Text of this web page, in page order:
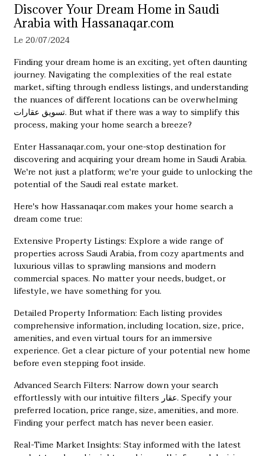
Discover Your Dream Home in Saudi
Arabia with Hassanaqar.com
Le 20/07/2024
Finding your dream home is an exciting, yet often daunting
journey. Navigating the complexities of the real estate
market, sifting through endless listings, and understanding
the nuances of different locations can be overwhelming
تسويق عقارات. But what if there was a way to simplify this
process, making your home search a breeze?
Enter Hassanaqar.com, your one-stop destination for
discovering and acquiring your dream home in Saudi Arabia.
We're not just a platform; we're your guide to unlocking the
potential of the Saudi real estate market.
Here's how Hassanaqar.com makes your home search a
dream come true:
Extensive Property Listings: Explore a wide range of
properties across Saudi Arabia, from cozy apartments and
luxurious villas to sprawling mansions and modern
commercial spaces. No matter your needs, budget, or
lifestyle, we have something for you.
Detailed Property Information: Each listing provides
comprehensive information, including location, size, price,
amenities, and even virtual tours for an immersive
experience. Get a clear picture of your potential new home
before even stepping foot inside.
Advanced Search Filters: Narrow down your search
effortlessly with our intuitive filters عقار. Specify your
preferred location, price range, size, amenities, and more.
Finding your perfect match has never been easier.
Real-Time Market Insights: Stay informed with the latest